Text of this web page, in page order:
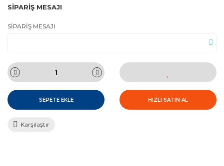
SİPARİŞ MESAJI
SİPARİŞ MESAJI
SEPETE EKLE HIZLI SATIN AL
Karşılaştır